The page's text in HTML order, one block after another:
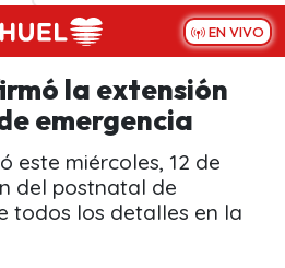
EN VIVO
la extensión
emergencia
este miércoles, 12 de
del postnatal de
todos los detalles en la